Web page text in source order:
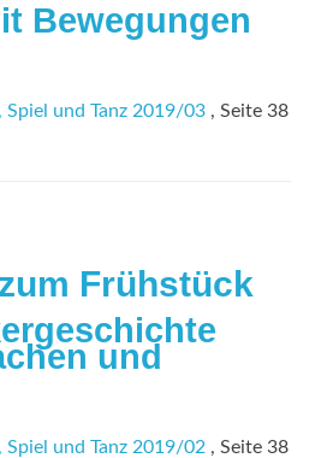
Bewegungen
Spiel und Tanz 2019/03 , Seite 38
Frühstück
und
Spiel und Tanz 2019/02 , Seite 38